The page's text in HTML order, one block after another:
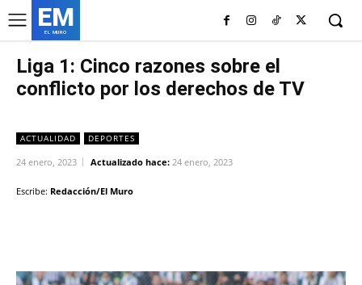
EM
EL MURO
Liga 1: Cinco razones sobre el
conflicto por los derechos de TV
ACTUALIDAD DEPORTES
24 enero, 2023 Actualizado hace: 24 enero, 2023
Escribe: Redacción/El Muro